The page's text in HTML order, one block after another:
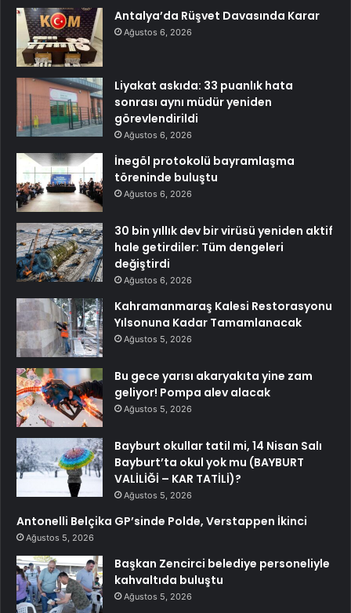
Antalya’da Rüşvet Davasında Karar
Ağustos 6, 2026
Liyakat askıda: 33 puanlık hata
sonrası aynı müdür yeniden
görevlendirildi
Ağustos 6, 2026
İnegöl protokolü bayramlaşma
töreninde buluştu
Ağustos 6, 2026
30 bin yıllık dev bir virüsü yeniden aktif
hale getirdiler: Tüm dengeleri
değiştirdi
Ağustos 6, 2026
Kahramanmaraş Kalesi Restorasyonu
Yılsonuna Kadar Tamamlanacak
Ağustos 5, 2026
Bu gece yarısı akaryakıta yine zam
geliyor! Pompa alev alacak
Ağustos 5, 2026
Bayburt okullar tatil mi, 14 Nisan Salı
Bayburt’ta okul yok mu (BAYBURT
VALİLİĞİ – KAR TATİLİ)?
Ağustos 5, 2026
Antonelli Belçika GP’sinde Polde, Verstappen İkinci
Ağustos 5, 2026
Başkan Zencirci belediye personeliyle
kahvaltıda buluştu
Ağustos 5, 2026